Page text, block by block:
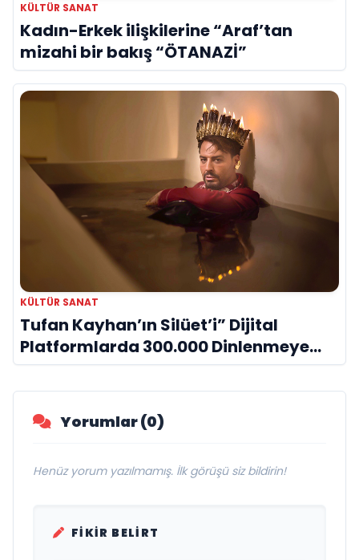
KÜLTÜR SANAT
Kadın-Erkek ilişkilerine “Araf’tan
mizahi bir bakış “ÖTANAZİ”
KÜLTÜR SANAT
Tufan Kayhan’ın Silüet’i” Dijital
Platformlarda 300.000 Dinlenmeye
Ulaştı
Yorumlar (0)
Henüz yorum yazılmamış. İlk görüşü siz bildirin!
FIKIR BELIRT